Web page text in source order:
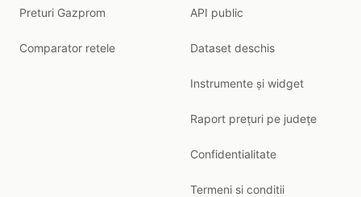
Preturi Gazprom
Comparator retele
API public
Dataset deschis
Instrumente și widget
Raport prețuri pe județe
Confidentialitate
Termeni si conditii